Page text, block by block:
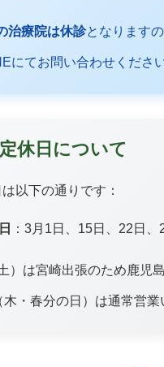
治療院は休診となります
にてお問い合わせください
休日について
以下の通りです：
：3月1日、15日、22日、
）は宮崎出張のため鹿児
・春分の日）は通常営業